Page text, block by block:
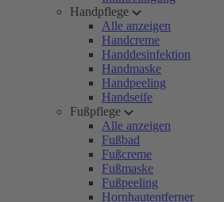
Handpflege
Alle anzeigen
Handcreme
Handdesinfektion
Handmaske
Handpeeling
Handseife
Fußpflege
Alle anzeigen
Fußbad
Fußcreme
Fußmaske
Fußpeeling
Hornhautentferner